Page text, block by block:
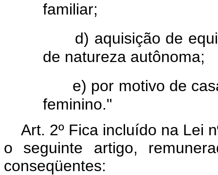
familiar;
d) aquisição de
de natureza autônoma;
e) por motivo de
feminino."
Art. 2º Fica incluído na Lei
o seguinte artigo,
conseqüentes: